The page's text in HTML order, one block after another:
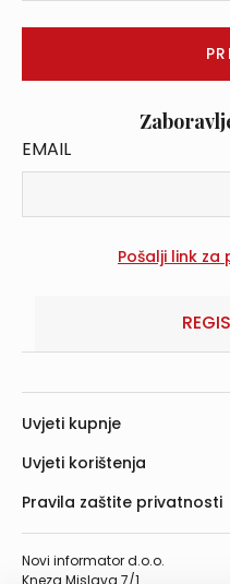
EMAIL
Novi informator d.o.o.
Kneza Mislava 7/1
Uvjeti kupnje
Uvjeti korištenja
Pravila zaštite privatnosti